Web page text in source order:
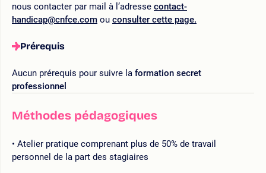
nous contacter par mail à l’adresse contact-
handicap@cnfce.com ou consulter cette page.
Prérequis
Aucun prérequis pour suivre la formation secret
professionnel
Méthodes pédagogiques
Atelier pratique comprenant plus de 50% de travail
personnel de la part des stagiaires